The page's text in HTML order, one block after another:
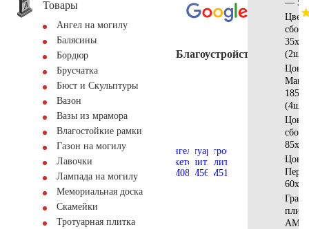
Товары
Ангел на могилу
Балясины
Бордюр
Брусчатка
Бюст и Скульптуры
Вазон
Вазы из мрамора
Влагостойкие рамки
Газон на могилу
Лавочки
Лампада на могилу
Мемориальная доска
Скамейки
Тротуарная плитка
Благоустройство
—
(2шт)
(4шт)